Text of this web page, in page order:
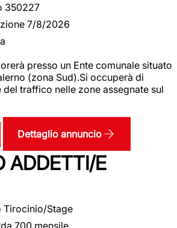
350227
7/8/2026
presso un Ente comunale situato
(zona Sud).Si occuperà di
traffico nelle zone assegnate sul
Dettaglio annuncio
ADDETTI/E
Tirocinio/Stage
700 mensile